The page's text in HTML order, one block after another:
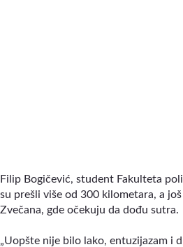
Filip Bogičević, student Fakulteta
su prešli više od 300 kilometara, a
Zvečana, gde očekuju da dođu sutra.
„Uopšte nije bilo lako, entuzijazam i